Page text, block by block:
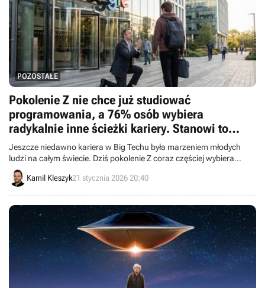
POZOSTAŁE
Pokolenie Z nie chce już studiować
programowania, a 76% osób wybiera
radykalnie inne ścieżki kariery. Stanowi to
problem dla Amazona, Apple i Google
Jeszcze niedawno kariera w Big Techu była marzeniem młodych
ludzi na całym świecie. Dziś pokolenie Z coraz częściej wybiera
stabilność, zdrowie i sektor publiczny, a technologiczni giganci tracą
swój dawny prestiż.
Kamil Kleszyk21 stycznia 2026 20:40